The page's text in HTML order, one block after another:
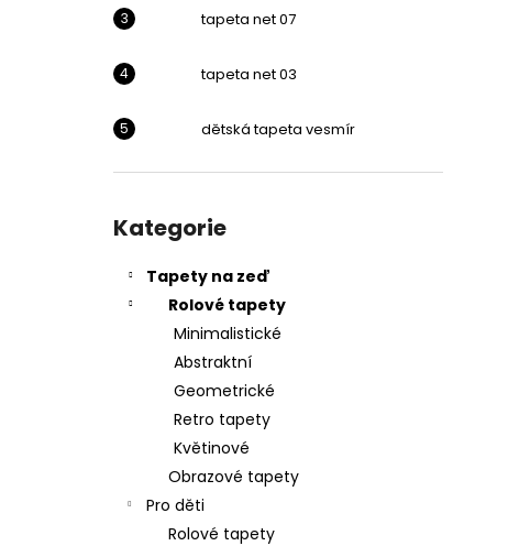
tapeta net 07
tapeta net 03
dětská tapeta vesmír
kategorie
Kategorie
Tapety na zeď
Rolové tapety
Minimalistické
Abstraktní
Geometrické
Retro tapety
Květinové
Obrazové tapety
Pro děti
Rolové tapety